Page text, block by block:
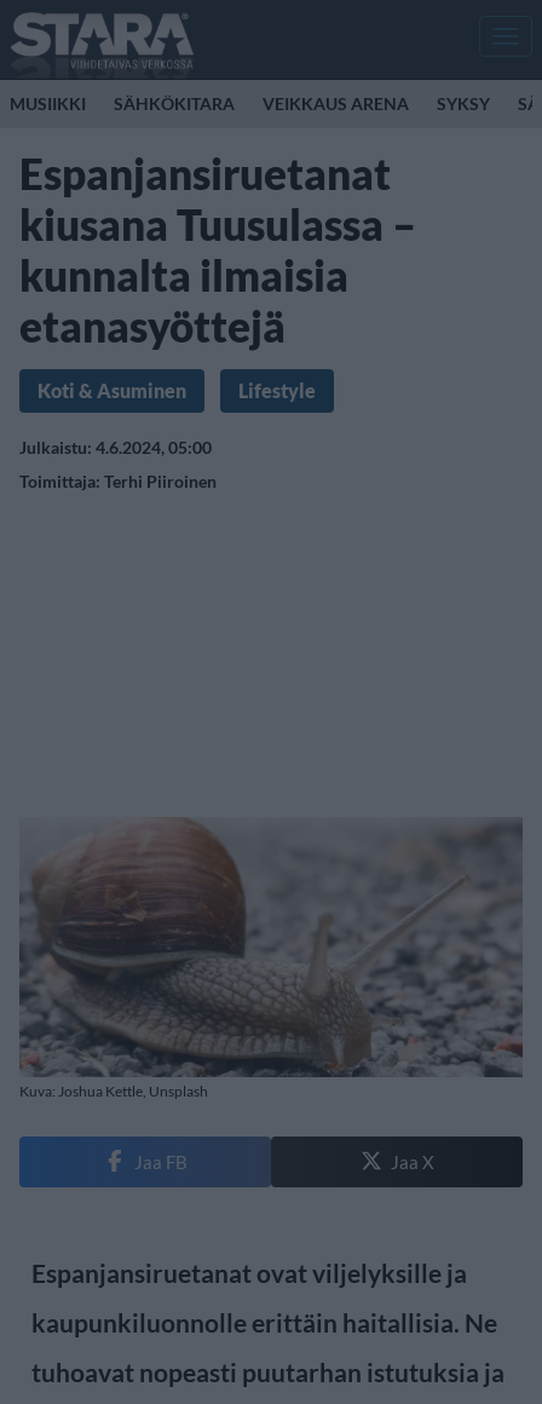
MUSIIKKI SÄHKÖKITARA VEIKKAUS ARENA SYKSY
Espanjansiruetanat
kiusana Tuusulassa –
kunnalta ilmaisia
etanasyöttejä
Koti & Asuminen Lifestyle
Julkaistu: 4.6.2024, 05:00
Toimittaja: Terhi Piiroinen
Kuva: Joshua Kettle, Unsplash
Jaa FB Jaa X
Espanjansiruetanat ovat viljelyksille ja
kaupunkiluonnolle erittäin haitallisia. Ne
tuhoavat nopeasti puutarhan istutuksia ja